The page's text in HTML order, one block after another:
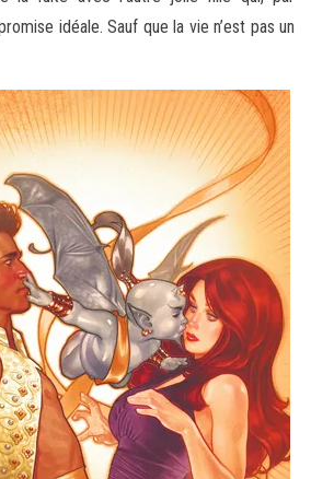
idéale. Sauf que la vie n’est pas un